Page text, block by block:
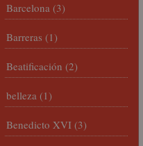
Barcelona (3)
Barreras (1)
Beatificación (2)
belleza (1)
Benedicto XVI (3)